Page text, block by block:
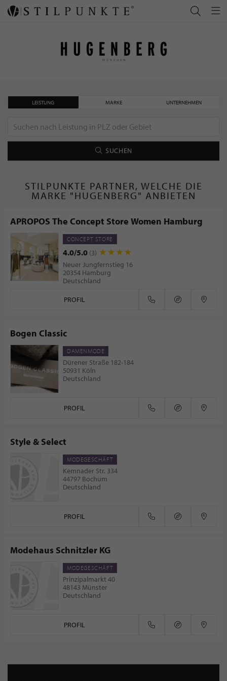
LEISTUNG MARKE UNTERNEHMEN
SUCHEN
STILPUNKTE PARTNER, WELCHE DIE
MARKE "HUGENBERG" ANBIETEN
APROPOS The Concept Store Women Hamburg
CONCEPT STORE
4.0/5.0 (3)
Neuer Jungfernstieg 16
20354 Hamburg
Deutschland
PROFIL
Bogen Classic
DAMENMODE
Dürener Straße 182-184
50931 Köln
Deutschland
PROFIL
Style & Select
MODEGESCHÄFT
Kemnader Str. 334
44797 Bochum
Deutschland
PROFIL
Modehaus Schnitzler KG
MODEGESCHÄFT
Prinzipalmarkt 40
48143 Münster
Deutschland
PROFIL